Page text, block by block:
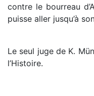
contre le bourreau
puisse aller jusqu’à
Le seul juge de K.
l’Histoire.